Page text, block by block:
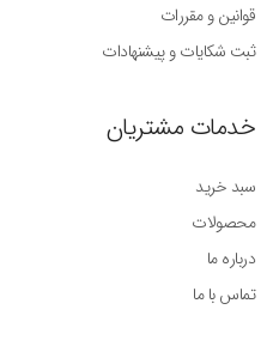
قوانین و مقررات
ثبت شکایات و پیشنهادات
خدمات مشتریان
سبد خرید
محصولات
درباره ما
تماس با ما